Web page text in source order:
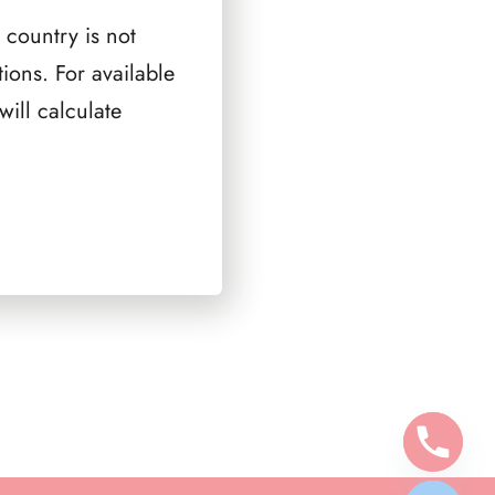
is not
For available
calculate